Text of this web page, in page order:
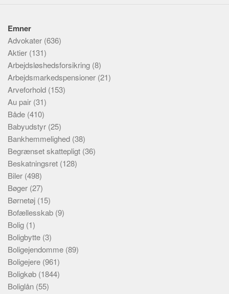
Emner
Advokater (636)
Aktier (131)
Arbejdsløshedsforsikring (8)
Arbejdsmarkedspensioner (21)
Arveforhold (153)
Au pair (31)
Både (410)
Babyudstyr (25)
Bankhemmelighed (38)
Begrænset skattepligt (36)
Beskatningsret (128)
Biler (498)
Bøger (27)
Børnetøj (15)
Bofællesskab (9)
Bolig (1)
Boligbytte (3)
Boligejendomme (89)
Boligejere (961)
Boligkøb (1844)
Boliglån (55)